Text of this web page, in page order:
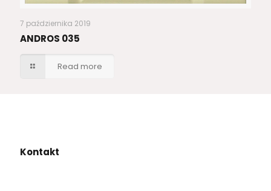
7 października 2019
ANDROS 035
Read more
Kontakt